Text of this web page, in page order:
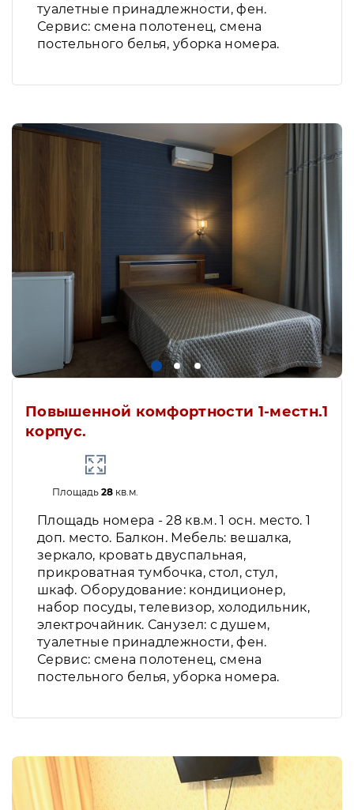
туалетные принадлежности, фен.
Сервис: смена полотенец, смена
постельного белья, уборка номера.
Повышенной комфортности 1-местн.1
корпус.
Площадь28 кв.м.
Площадь номера - 28 кв.м. 1 осн. место. 1
доп. место. Балкон. Мебель: вешалка,
зеркало, кровать двуспальная,
прикроватная тумбочка, стол, стул,
шкаф. Оборудование: кондиционер,
набор посуды, телевизор, холодильник,
электрочайник. Санузел: с душем,
туалетные принадлежности, фен.
Сервис: смена полотенец, смена
постельного белья, уборка номера.